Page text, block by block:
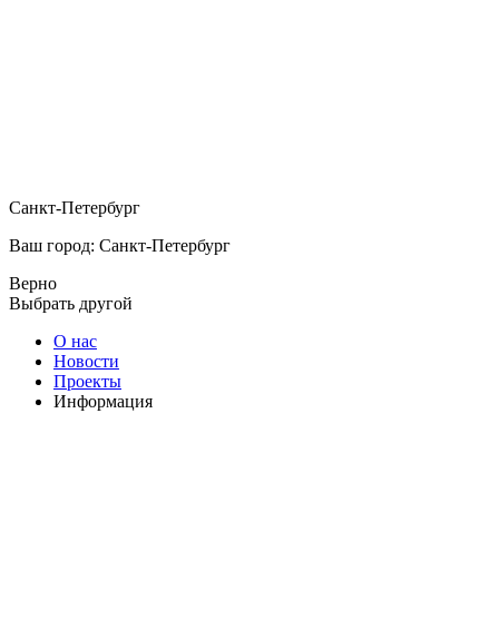
Санкт-Петербург
Ваш город: Санкт-Петербург
Верно
Выбрать другой
О нас
Новости
Проекты
Информация